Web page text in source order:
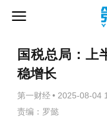
国税总局：上
稳增长
第一财经 • 2025-08-04
责编：罗懿